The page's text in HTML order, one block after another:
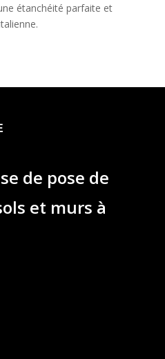
étanchéité parfaite et
de pose de
et murs à